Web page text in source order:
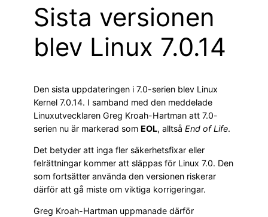
Sista versionen
blev Linux 7.0.14
Den sista uppdateringen i 7.0-serien blev Linux
Kernel 7.0.14. I samband med den meddelade
Linuxutvecklaren Greg Kroah-Hartman att 7.0-
serien nu är markerad som EOL, alltså End of Life.
Det betyder att inga fler säkerhetsfixar eller
felrättningar kommer att släppas för Linux 7.0. Den
som fortsätter använda den versionen riskerar
därför att gå miste om viktiga korrigeringar.
Greg Kroah-Hartman uppmanade därför